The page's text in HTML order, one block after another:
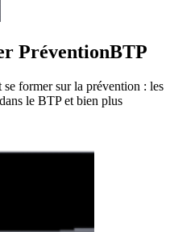
PréventionBTP
se former sur la prévention : les
le BTP et bien plus